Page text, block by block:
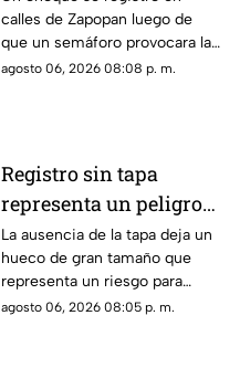
banqueta
calles de Zapopan luego de
que un semáforo provocara la
colisión entre dos vehículos.
agosto 06, 2026 08:08 p. m.
Registro sin tapa
representa un peligro
en avenida Miguel
López de Legaspi
La ausencia de la tapa deja un
hueco de gran tamaño que
representa un riesgo para
automovilistas, motociclistas,
agosto 06, 2026 08:05 p. m.